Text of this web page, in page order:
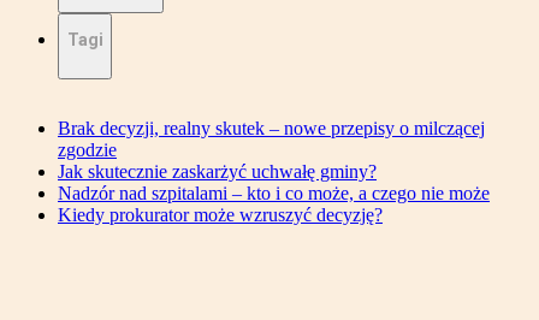
Tagi
Brak decyzji, realny skutek – nowe przepisy o milczącej
zgodzie
Jak skutecznie zaskarżyć uchwałę gminy?
Nadzór nad szpitalami – kto i co może, a czego nie może
Kiedy prokurator może wzruszyć decyzję?